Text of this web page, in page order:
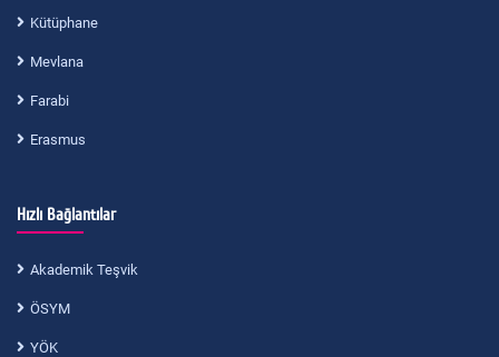
Kütüphane
Mevlana
Farabi
Erasmus
Hızlı Bağlantılar
Akademik Teşvik
ÖSYM
YÖK